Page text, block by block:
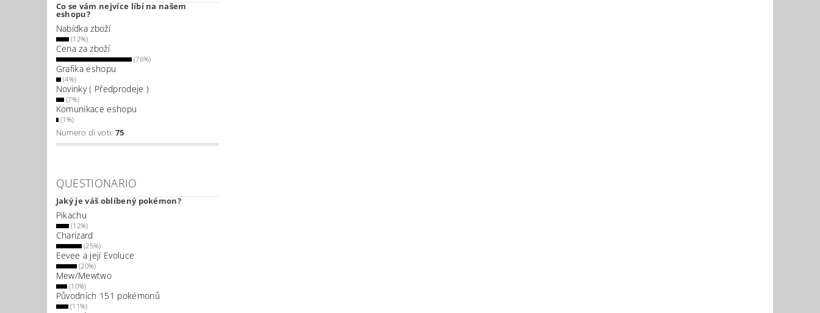
Co se vám nejvíce líbí na našem
eshopu?
Nabídka zboží
(12%)
Cena za zboží
(76%)
Grafika eshopu
(4%)
Novinky ( Předprodeje )
(7%)
Komunikace eshopu
(1%)
Numero di voti: 75
QUESTIONARIO
Jaký je váš oblíbený pokémon?
Pikachu
(12%)
Charizard
(25%)
Eevee a její Evoluce
(20%)
Mew/Mewtwo
(10%)
Původních 151 pokémonů
(11%)